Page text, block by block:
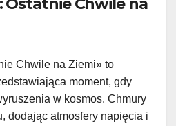
Chwile na Ziemi» to
moment, gdy
w kosmos. Chmury
dodając atmosfery napięcia i